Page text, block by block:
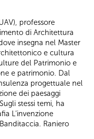
professore
di Architettura
insegna nel Master
e cultura
del Patrimonio e
e patrimonio. Dal
progettuale nel
dei paesaggi
stessi temi, ha
L’invenzione
Raniero